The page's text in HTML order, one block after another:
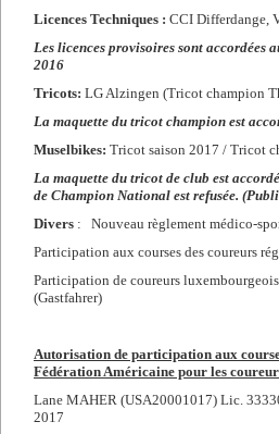
Licences Techniques : CCI Differdange,
Les licences provisoires sont accordées
2016
Tricots: LG Alzingen (Tricot champion
La maquette du tricot champion est
Muselbikes: Tricot saison 2017 / Tricot
La maquette du tricot de club est
de Champion National est refusée.
Divers : Nouveau règlement médico-
Participation aux courses des coureurs
Participation de coureurs
(Gastfahrer)
Autorisation de participation aux
Fédération Américaine pour les
Lane MAHER (USA20001017) Lic.
2017